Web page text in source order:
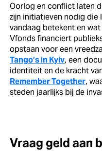
Oorlog en conflict laten
zijn initiatieven nodig die
vandaag betekent en
Vfonds financiert
opstaan voor een
Tango’s in Kyiv, een
identiteit en de kracht
Remember Together,
steden jaarlijks bij de
Vraag geld aan